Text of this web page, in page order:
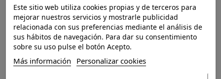
JOYERO SET 2
MANGO ALUMINIO
10,5X8X8 2 SURT.
Este sitio web utiliza cookies propias y de terceros para
mejorar nuestros servicios y mostrarle publicidad
relacionada con sus preferencias mediante el análisis de
sus hábitos de navegación. Para dar su consentimiento
sobre su uso pulse el botón Acepto.
Más información Personalizar cookies